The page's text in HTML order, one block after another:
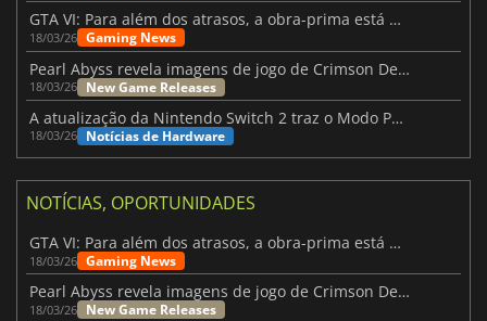
GTA VI: Para além dos atrasos, a obra-prima está quase a chegar
18/03/26 Gaming News
Pearl Abyss revela imagens de jogo de Crimson Desert para a PS5
18/03/26 New Game Releases
A atualização da Nintendo Switch 2 traz o Modo Portátil aos jogos mais antigos da Switch
18/03/26 Notícias de Hardware
NOTÍCIAS, OPORTUNIDADES
GTA VI: Para além dos atrasos, a obra-prima está quase a chegar
18/03/26 Gaming News
Pearl Abyss revela imagens de jogo de Crimson Desert para a PS5
18/03/26 New Game Releases